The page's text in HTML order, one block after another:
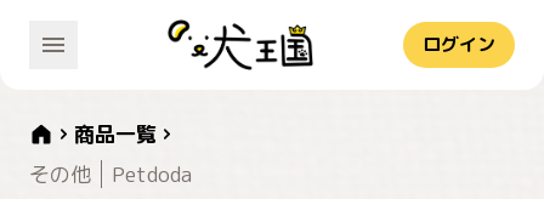
ログイン
商品一覧
その他
Petdoda